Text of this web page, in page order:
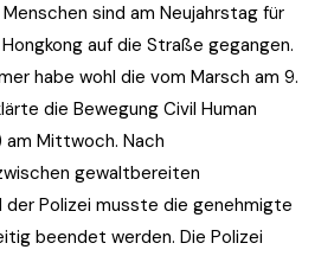
sind am Neujahrstag für
auf die Straße gegangen.
habe wohl die vom Marsch am 9.
die Bewegung Civil Human
am Mittwoch. Nach
gewaltbereiten
Polizei musste die genehmigte
beendet werden. Die Polizei